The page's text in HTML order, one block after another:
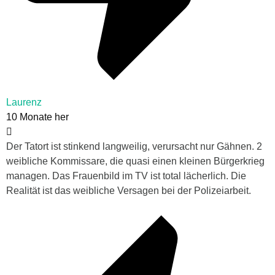
Laurenz
10 Monate her
Der Tatort ist stinkend langweilig, verursacht nur Gähnen. 2
weibliche Kommissare, die quasi einen kleinen Bürgerkrieg
managen. Das Frauenbild im TV ist total lächerlich. Die
Realität ist das weibliche Versagen bei der Polizeiarbeit.